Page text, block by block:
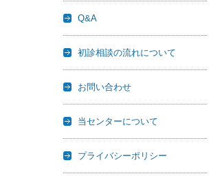
Q&A
初診相談の流れについて
お問い合わせ
当センターについて
プライバシーポリシー